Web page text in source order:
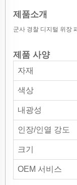
제품소개
군사 경찰 디지털 위장
제품 사양
자재
색상
내광성
인장/인열 강도
크기
OEM 서비스